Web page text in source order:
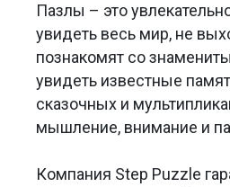
Пазлы – это
увидеть весь мир, не
познакомят со
увидеть известные
сказочных и
мышление, внимание и
Компания Step Puzzle